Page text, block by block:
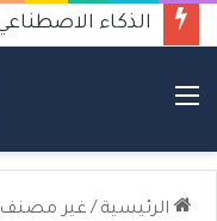
القائمة
الرئيسية / غير مصنف